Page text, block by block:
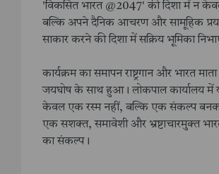
'विकसित भारत @2047' की दिशा में न
बल्कि अपने दैनिक आचरण और सामूहिक
साकार करने की दिशा में सक्रिय भूमिका
कार्यक्रम का समापन राष्ट्रगान और भारत
जयघोष के साथ हुआ। लोकपाल कार्यालय में
केवल एक रस्म नहीं, बल्कि एक संकल्प
एक सशक्त, समावेशी और भ्रष्टाचारमुक्त
का संकल्प।